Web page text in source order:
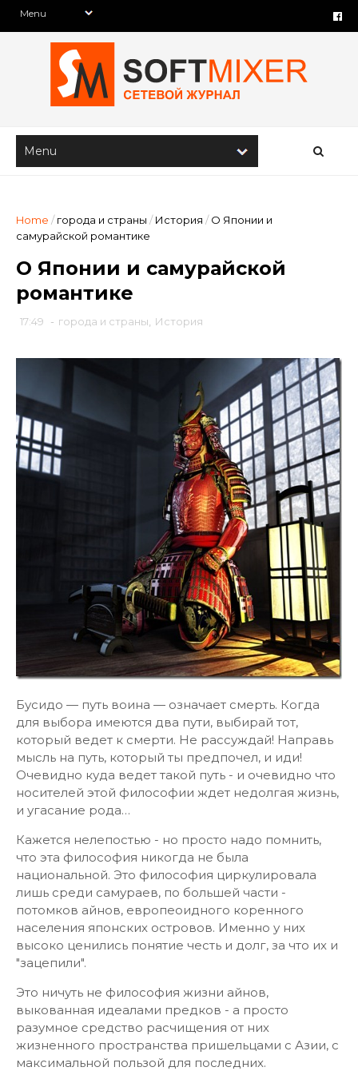
Home / города и страны / История / О Японии и
самурайской романтике
О Японии и самурайской
романтике
17:49 - города и страны История
Бусидо — путь воина — означает смерть. Когда
для выбора имеются два пути, выбирай тот,
который ведет к смерти. Не рассуждай! Направь
мысль на путь, который ты предпочел, и иди!
Очевидно куда ведет такой путь - и очевидно что
носителей этой философии ждет недолгая жизнь,
и угасание рода…
Кажется нелепостью - но просто надо помнить,
что эта философия никогда не была
национальной. Это философия циркулировала
лишь среди самураев, по большей части -
потомков айнов, европеоидного коренного
населения японских островов. Именно у них
высоко ценились понятие честь и долг, за что их и
"зацепили".
Это ничуть не философия жизни айнов,
выкованная идеалами предков - а просто
разумное средство расчищения от них
жизненного пространства пришельцами с Азии, с
максимальной пользой для последних.